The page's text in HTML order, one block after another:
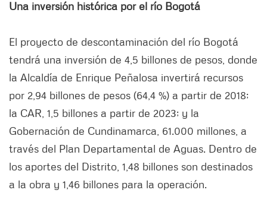
Una inversión histórica por el río Bogotá
El proyecto de descontaminación del río Bogotá
tendrá una inversión de 4,5 billones de pesos, donde
la Alcaldía de Enrique Peñalosa invertirá recursos
por 2,94 billones de pesos (64,4 %) a partir de 2018;
la CAR, 1,5 billones a partir de 2023; y la
Gobernación de Cundinamarca, 61.000 millones, a
través del Plan Departamental de Aguas. Dentro de
los aportes del Distrito, 1,48 billones son destinados
a la obra y 1,46 billones para la operación.